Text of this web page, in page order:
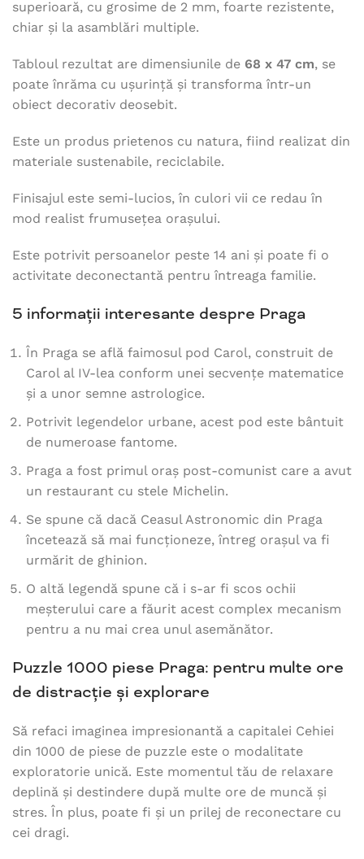
superioară, cu grosime de 2 mm, foarte rezistente,
chiar și la asamblări multiple.
Tabloul rezultat are dimensiunile de 68 x 47 cm, se
poate înrăma cu ușurință și transforma într-un
obiect decorativ deosebit.
Este un produs prietenos cu natura, fiind realizat din
materiale sustenabile, reciclabile.
Finisajul este semi-lucios, în culori vii ce redau în
mod realist frumusețea orașului.
Este potrivit persoanelor peste 14 ani și poate fi o
activitate deconectantă pentru întreaga familie.
5 informații interesante despre Praga
În Praga se află faimosul pod Carol, construit de
Carol al IV-lea conform unei secvențe matematice
și a unor semne astrologice.
Potrivit legendelor urbane, acest pod este bântuit
de numeroase fantome.
Praga a fost primul oraș post-comunist care a avut
un restaurant cu stele Michelin.
Se spune că dacă Ceasul Astronomic din Praga
încetează să mai funcționeze, întreg orașul va fi
urmărit de ghinion.
O altă legendă spune că i s-ar fi scos ochii
meșterului care a făurit acest complex mecanism
pentru a nu mai crea unul asemănător.
Puzzle 1000 piese Praga: pentru multe ore
de distracție și explorare
Să refaci imaginea impresionantă a capitalei Cehiei
din 1000 de piese de puzzle este o modalitate
exploratorie unică. Este momentul tău de relaxare
deplină și destindere după multe ore de muncă și
stres. În plus, poate fi și un prilej de reconectare cu
cei dragi.